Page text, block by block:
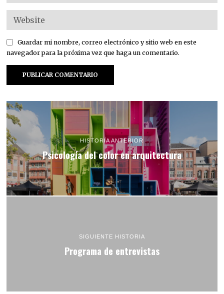
Guardar mi nombre, correo electrónico y sitio web en este
navegador para la próxima vez que haga un comentario.
HISTORIA ANTERIOR
Psicología del color en arquitectura
SIGUIENTE HISTORIA
Programa de entrevistas